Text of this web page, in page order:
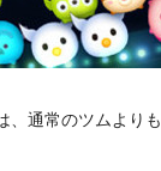
、通常のツムより